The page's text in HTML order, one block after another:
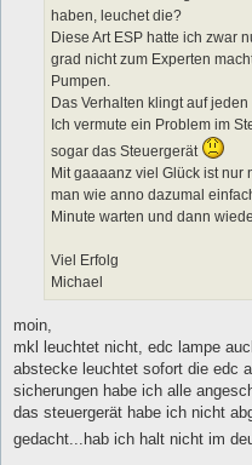
haben, leuchet die?
Diese Art ESP hatte ich zwar
grad nicht zum Experten
Pumpen.
Das Verhalten klingt auf
Ich vermute ein Problem im
sogar das Steuergerät
Mit gaaaanz viel Glück ist nur
man wie anno dazumal
Minute warten und dann
Viel Erfolg
Michael
moin,
mkl leuchtet nicht, edc lampe
abstecke leuchtet sofort die edc
sicherungen habe ich alle
das steuergerät habe ich nicht
gedacht...hab ich halt nicht im